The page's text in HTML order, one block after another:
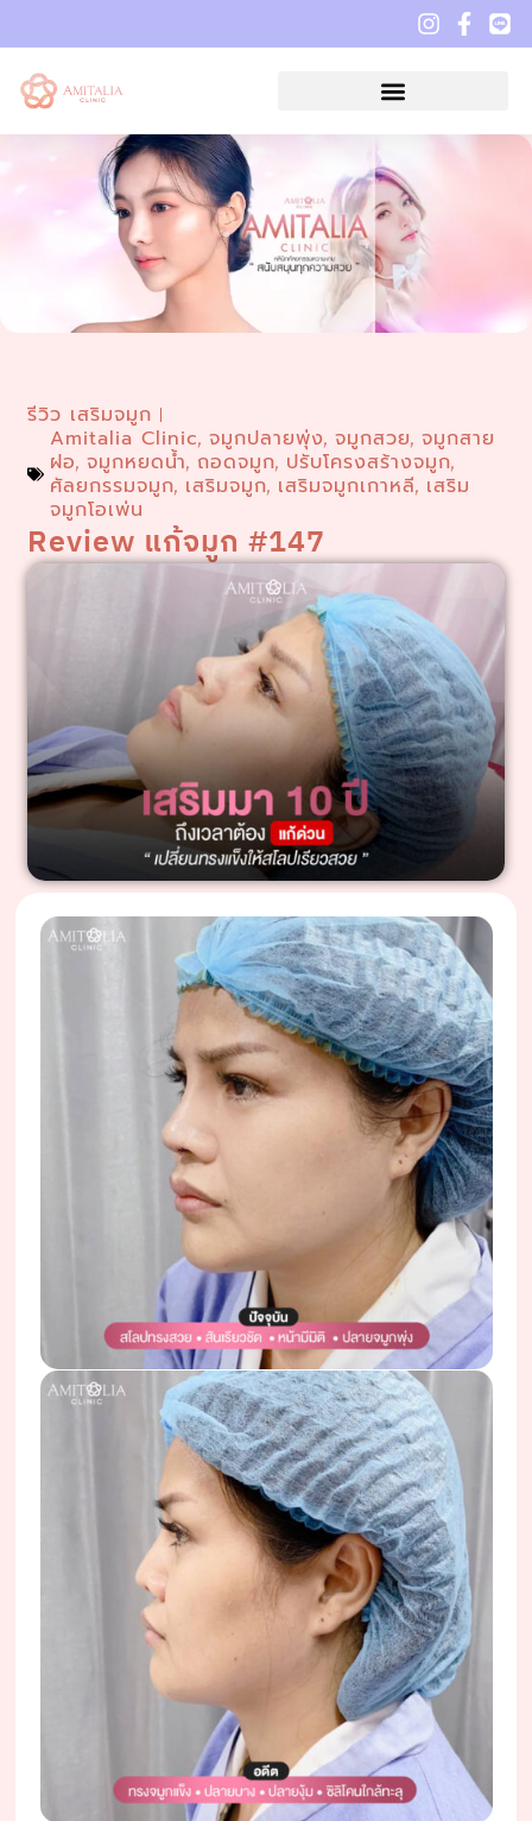
รีวิว เสริมจมูก
Amitalia Clinic,จมูกปลายพุ่ง,จมูกสวย,จมูกสาย
ฝอ,จมูกหยดน้ำ, ถอดจมูก, ปรับโครงสร้างจมูก,
ศัลยกรรมจมูก, เสริมจมูก, เสริมจมูกเกาหลี, เสริม
จมูกโอเพ่น
Review แก้จมูก #147